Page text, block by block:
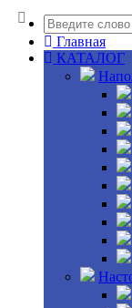
Главная
КАТАЛОГ